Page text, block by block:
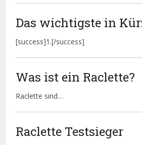
Das wichtigste in
[success]1.[/success]
Was ist ein Raclette?
Raclette sind…
Raclette Testsieger